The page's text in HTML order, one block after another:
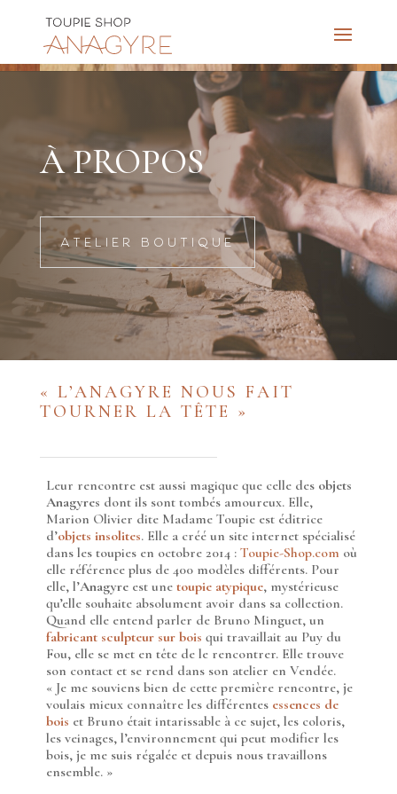
À PROPOS
ATELIER BOUTIQUE
« L’ANAGYRE NOUS FAIT
TOURNER LA TÊTE »
Leur rencontre est aussi magique que celle des objets
Anagyres dont ils sont tombés amoureux. Elle,
Marion Olivier dite Madame Toupie est éditrice
d’objets insolites. Elle a créé un site internet spécialisé
dans les toupies en octobre 2014 : Toupie-Shop.com où
elle référence plus de 400 modèles différents. Pour
elle, l’Anagyreest une toupie atypique, mystérieuse
qu’elle souhaite absolument avoir dans sa collection.
Quand elle entend parler de Bruno Minguet, un
fabricant sculpteur sur bois qui travaillait au Puy du
Fou, elle se met en tête de le rencontrer. Elle trouve
son contact et se rend dans son atelier en Vendée.
« Je me souviens bien de cette première rencontre, je
voulais mieux connaître les différentes essences de
bois et Bruno était intarissable à ce sujet, les coloris,
les veinages, l’environnement qui peut modifier les
bois, je me suis régalée et depuis nous travaillons
ensemble. »